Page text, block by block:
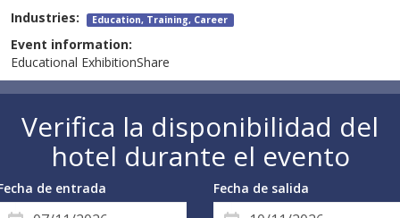
Industries: Education, Training, Career
Event information:
Educational ExhibitionShare
Verifica la disponibilidad del
hotel durante el evento
de entrada Fecha de salida